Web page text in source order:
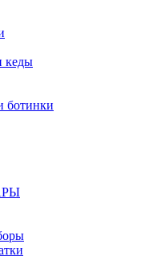
кеды
ботинки